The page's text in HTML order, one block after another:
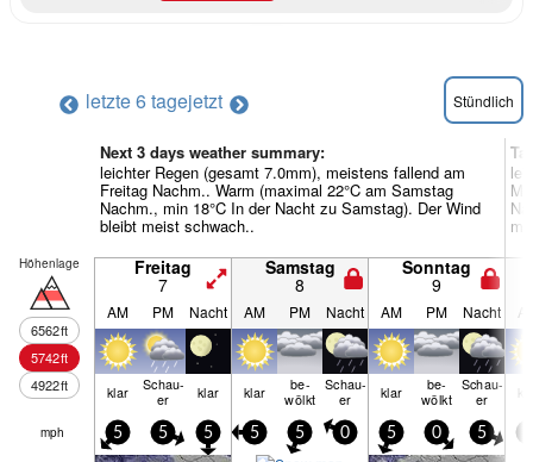
letzte 6 tagejetzt Stündlich
Next 3 days weather summary:
leichter Regen (gesamt 7.0mm), meistens fallend am
Freitag Nachm.. Warm (maximal 22°C am Samstag
Nachm., min 18°C In der Nacht zu Samstag). Der Wind
bleibt meist schwach..
Höhenlage
6562ft
5742ft
4922ft
Freitag
7
Samstag
8
Sonntag
9
AM PM Nacht AM PM Nacht AM PM Nacht
klar Schau­
er klar klar be­
wölkt
Schau­
er klar be­
wölkt
Schau­
er
mph 5 5 5 5 5 0 5 0 5